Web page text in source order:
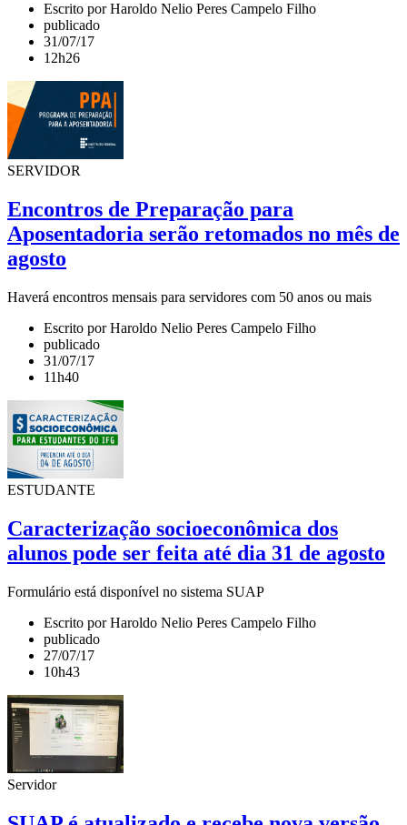
Escrito por Haroldo Nelio Peres Campelo Filho
publicado
31/07/17
12h26
SERVIDOR
Encontros de Preparação para
Aposentadoria serão retomados no mês de
agosto
Haverá encontros mensais para servidores com 50 anos ou mais
Escrito por Haroldo Nelio Peres Campelo Filho
publicado
31/07/17
11h40
ESTUDANTE
Caracterização socioeconômica dos
alunos pode ser feita até dia 31 de agosto
Formulário está disponível no sistema SUAP
Escrito por Haroldo Nelio Peres Campelo Filho
publicado
27/07/17
10h43
Servidor